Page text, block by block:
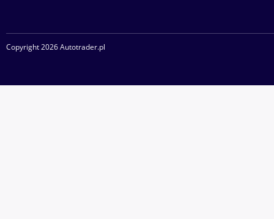
Copyright 2026 Autotrader.pl